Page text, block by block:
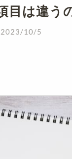
目は違う
2023/10/5